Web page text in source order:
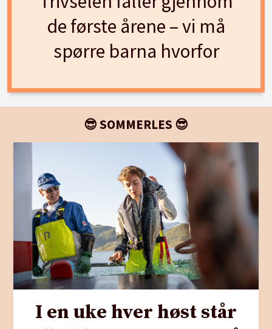
de første årene – vi må
spørre barna hvorfor
😎 SOMMERLES 😎
I en uke hver høst står